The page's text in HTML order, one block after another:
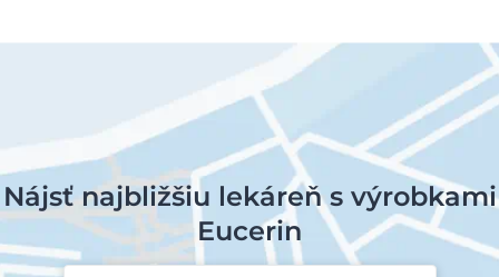
Nájsť najbližšiu lekáreň s výrobkami
Eucerin